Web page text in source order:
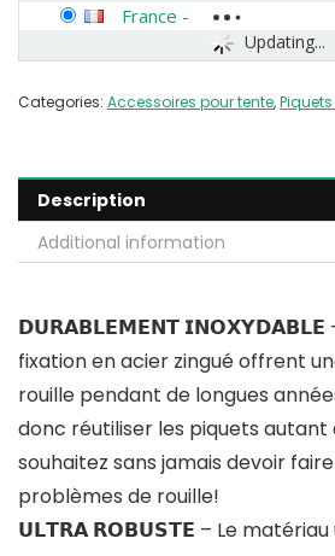
Updating...
France -
Categories: Accessoires pour tente,
Description
Additional information
𝗗𝗨𝗥𝗔𝗕𝗟𝗘𝗠𝗘𝗡𝗧 𝗜𝗡𝗢𝗫𝗬𝗗𝗔𝗕𝗟𝗘 –
fixation en acier zingué offrent
rouille pendant de longues
donc réutiliser les piquets autant
souhaitez sans jamais devoir
problèmes de rouille!
𝗨𝗟𝗧𝗥𝗔 𝗥𝗢𝗕𝗨𝗦𝗧𝗘 – Le matériau